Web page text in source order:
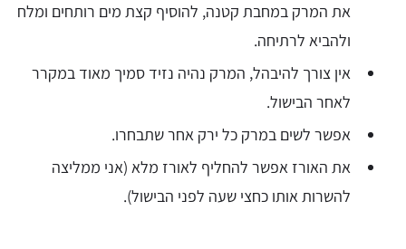
את המרק במחבת קטנה, להוסיף קצת מים רותחים ומלח
ולהביא לרתיחה.
אין צורך להיבהל, המרק נהיה נזיד סמיך מאוד במקרר
לאחר הבישול.
אפשר לשים במרק כל ירק אחר שתבחרו.
את האורז אפשר להחליף לאורז מלא (אני ממליצה
להשרות אותו כחצי שעה לפני הבישול).